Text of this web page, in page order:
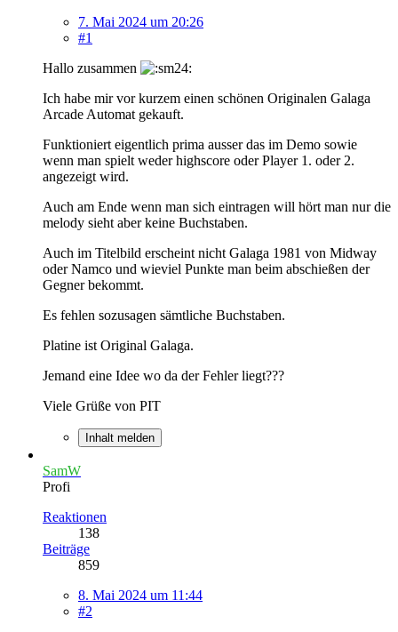
7. Mai 2024 um 20:26
#1
Hallo zusammen
Ich habe mir vor kurzem einen schönen Originalen Galaga
Arcade Automat gekauft.
Funktioniert eigentlich prima ausser das im Demo sowie
wenn man spielt weder highscore oder Player 1. oder 2.
angezeigt wird.
Auch am Ende wenn man sich eintragen will hört man nur die
melody sieht aber keine Buchstaben.
Auch im Titelbild erscheint nicht Galaga 1981 von Midway
oder Namco und wieviel Punkte man beim abschießen der
Gegner bekommt.
Es fehlen sozusagen sämtliche Buchstaben.
Platine ist Original Galaga.
Jemand eine Idee wo da der Fehler liegt???
Viele Grüße von PIT
Inhalt melden
SamW
Profi
Reaktionen
138
Beiträge
859
8. Mai 2024 um 11:44
#2